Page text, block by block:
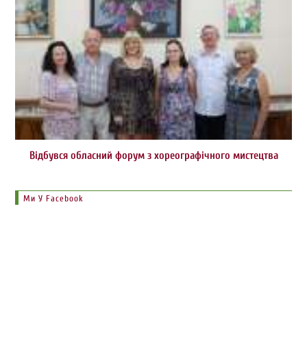
Відбувся обласний форум з хореографічного мистецтва
Ми У Facebook